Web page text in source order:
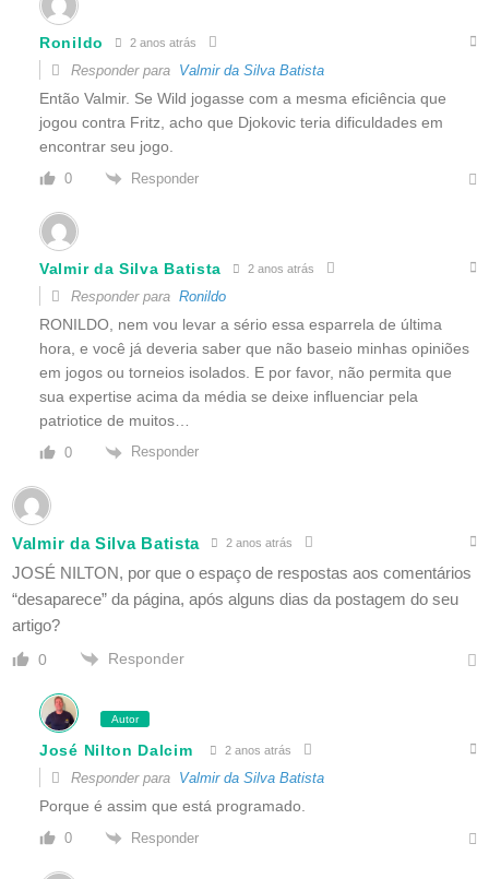
Ronildo 2 anos atrás
Responder para Valmir da Silva Batista
Então Valmir. Se Wild jogasse com a mesma eficiência que
jogou contra Fritz, acho que Djokovic teria dificuldades em
encontrar seu jogo.
0 Responder
Valmir da Silva Batista 2 anos atrás
Responder para Ronildo
RONILDO, nem vou levar a sério essa esparrela de última
hora, e você já deveria saber que não baseio minhas opiniões
em jogos ou torneios isolados. E por favor, não permita que
sua expertise acima da média se deixe influenciar pela
patriotice de muitos…
0 Responder
Valmir da Silva Batista 2 anos atrás
JOSÉ NILTON, por que o espaço de respostas aos comentários
“desaparece” da página, após alguns dias da postagem do seu
artigo?
0 Responder
Autor
José Nilton Dalcim 2 anos atrás
Responder para Valmir da Silva Batista
Porque é assim que está programado.
0 Responder